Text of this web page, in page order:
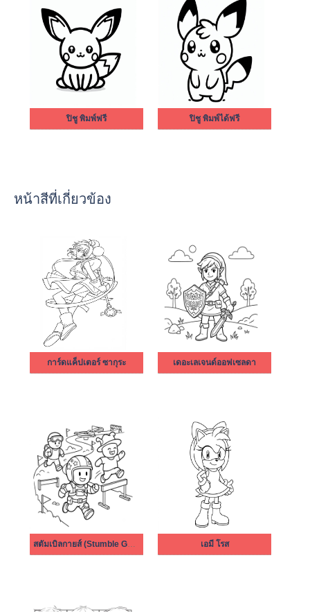
ปิชู พิมพ์ฟรี ปิชู พิมพ์ได้ฟรี
หน้าสีที่เกี่ยวข้อง
การ์ดแค็ปเตอร์ ซากุระ เดอะเลเจนด์ออฟเซลดา
สตัมเบิลกายส์ (Stumble Guys) เอมี โรส